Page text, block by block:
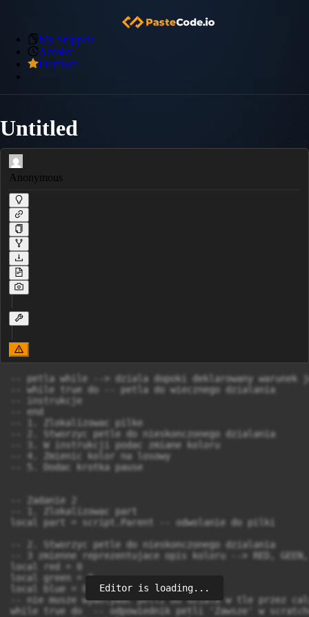
My Snippets
Archive
Premium
Untitled
Anonymous
-- petla while --> dziala dopoki deklarowany warunek
-- while true do -- petla do wiecznego dzialania
-- instrukcje
-- end
-- 1. Zlokalizowac pilke
-- 2. Stworzyc petle do nieskonczonego dzialania
-- 3. W instrukcji podac zmiane koloru
-- 4. Zmienic kolor na losowy
-- 5. Dodac krotka pause
-- Zadanie 2
-- 1. Zlokalizowac part
local part = script.Parent -- odwolanie do pilki
-- 2. Stworzyc petle do nieskonczonego dzialania
-- 3 zmienne reprezentujace opis koloru --> RED, GEEN,
local red = 0
local green = 0
local blue = 0
-- nie musze wywolywac petli bo dziala w tle przez
while true do  -- odpowiednik petli 'Zawsze' w
Editor is loading...